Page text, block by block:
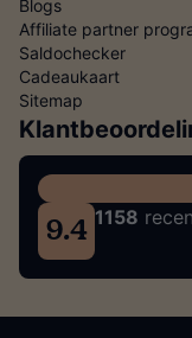
Blogs
Affiliate partner
Saldochecker
Cadeaukaart
Sitemap
9.4 1158